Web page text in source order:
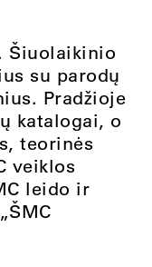
Šiuolaikinio
su parodų
Pradžioje
katalogai, o
teorinės
veiklos
leido ir